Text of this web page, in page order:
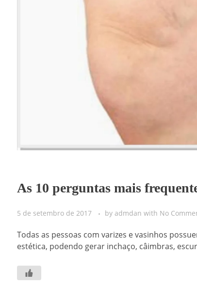
As 10 perguntas mais
5 de setembro de 2017 by admdan with No
Todas as pessoas com varizes e vasinhos
estética, podendo gerar inchaço, câimbras,